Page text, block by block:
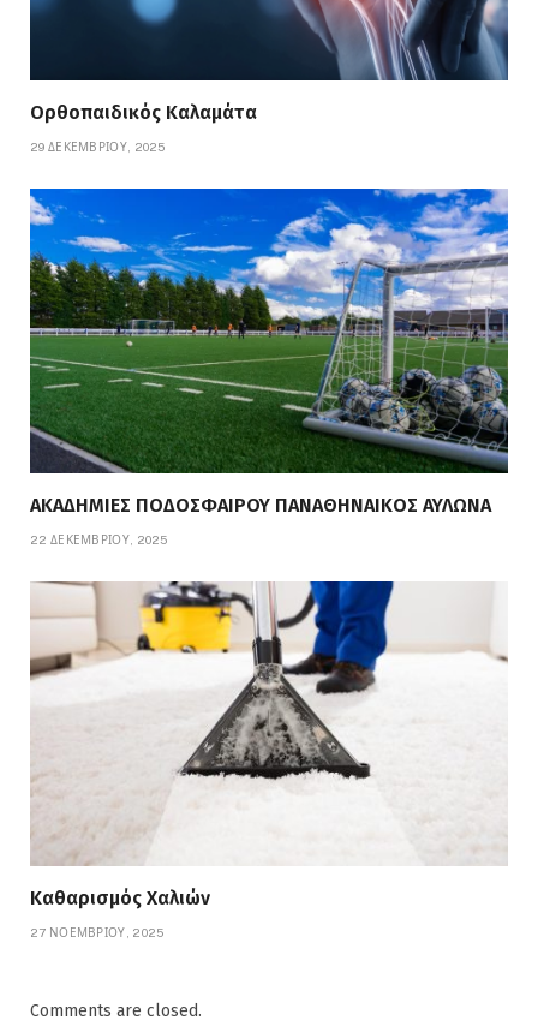
Ορθοπαιδικός Καλαμάτα
29 ΔΕΚΕΜΒΡΊΟΥ, 2025
ΑΚΑΔΗΜΙΕΣ ΠΟΔΟΣΦΑΙΡΟΥ ΠΑΝΑΘΗΝΑΙΚΟΣ ΑΥΛΩΝΑ
22 ΔΕΚΕΜΒΡΊΟΥ, 2025
Καθαρισμός Χαλιών
27 ΝΟΕΜΒΡΊΟΥ, 2025
Comments are closed.